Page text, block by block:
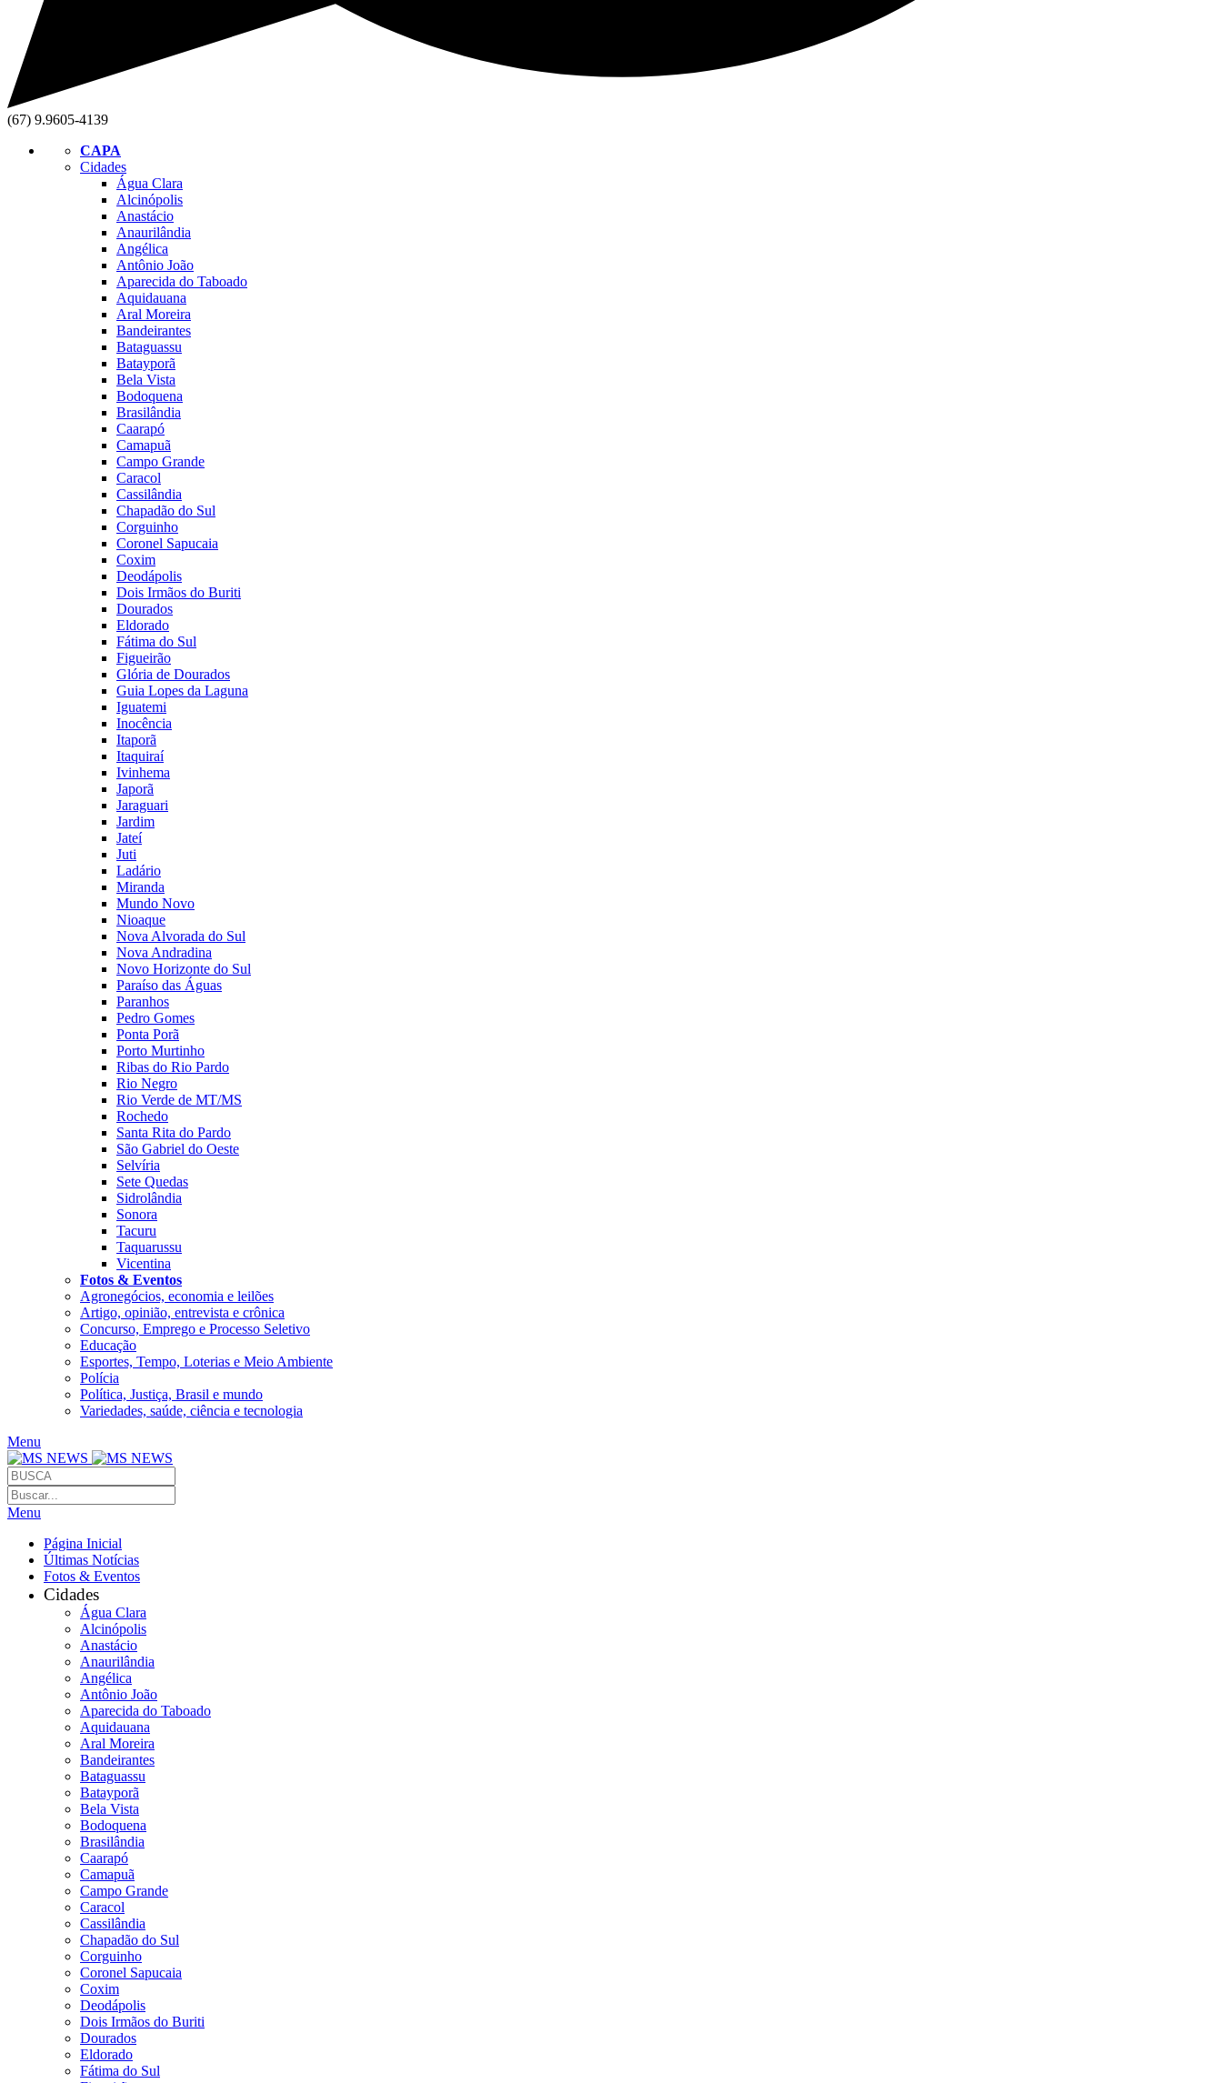
(67) 9.9605-4139
CAPA
Cidades
Água Clara
Alcinópolis
Anastácio
Anaurilândia
Angélica
Antônio João
Aparecida do Taboado
Aquidauana
Aral Moreira
Bandeirantes
Bataguassu
Batayporã
Bela Vista
Bodoquena
Brasilândia
Caarapó
Camapuã
Campo Grande
Caracol
Cassilândia
Chapadão do Sul
Corguinho
Coronel Sapucaia
Coxim
Deodápolis
Dois Irmãos do Buriti
Dourados
Eldorado
Fátima do Sul
Figueirão
Glória de Dourados
Guia Lopes da Laguna
Iguatemi
Inocência
Itaporã
Itaquiraí
Ivinhema
Japorã
Jaraguari
Jardim
Jateí
Juti
Ladário
Miranda
Mundo Novo
Nioaque
Nova Alvorada do Sul
Nova Andradina
Novo Horizonte do Sul
Paraíso das Águas
Paranhos
Pedro Gomes
Ponta Porã
Porto Murtinho
Ribas do Rio Pardo
Rio Negro
Rio Verde de MT/MS
Rochedo
Santa Rita do Pardo
São Gabriel do Oeste
Selvíria
Sete Quedas
Sidrolândia
Sonora
Tacuru
Taquarussu
Vicentina
Fotos & Eventos
Agronegócios, economia e leilões
Artigo, opinião, entrevista e crônica
Concurso, Emprego e Processo Seletivo
Educação
Esportes, Tempo, Loterias e Meio Ambiente
Polícia
Política, Justiça, Brasil e mundo
Variedades, saúde, ciência e tecnologia
Menu
Menu
Página Inicial
Últimas Notícias
Fotos & Eventos
Cidades
Água Clara
Alcinópolis
Anastácio
Anaurilândia
Angélica
Antônio João
Aparecida do Taboado
Aquidauana
Aral Moreira
Bandeirantes
Bataguassu
Batayporã
Bela Vista
Bodoquena
Brasilândia
Caarapó
Camapuã
Campo Grande
Caracol
Cassilândia
Chapadão do Sul
Corguinho
Coronel Sapucaia
Coxim
Deodápolis
Dois Irmãos do Buriti
Dourados
Eldorado
Fátima do Sul